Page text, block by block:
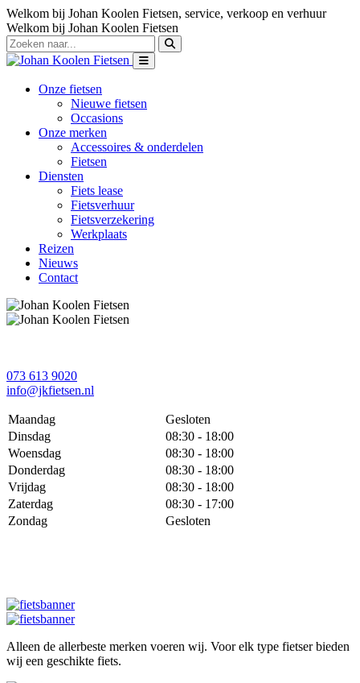
Welkom bij Johan Koolen Fietsen, service, verkoop en verhuur
Welkom bij Johan Koolen Fietsen
Onze fietsen
Nieuwe fietsen
Occasions
Onze merken
Accessoires & onderdelen
Fietsen
Diensten
Fiets lease
Fietsverhuur
Fietsverzekering
Werkplaats
Reizen
Nieuws
Contact
073 613 9020
info@jkfietsen.nl
Maandag
Gesloten
Dinsdag
08:30 - 18:00
Woensdag
08:30 - 18:00
Donderdag
08:30 - 18:00
Vrijdag
08:30 - 18:00
Zaterdag
08:30 - 17:00
Zondag
Gesloten
Alleen de allerbeste merken voeren wij. Voor elk type fietser bieden
wij een geschikte fiets.